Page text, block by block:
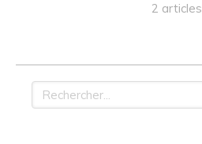
2 articles
Rechercher